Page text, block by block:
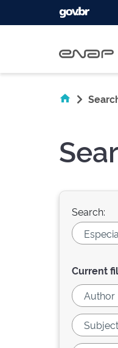
Search:
Current